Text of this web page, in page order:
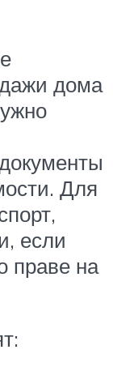
дома
Для
если
праве на